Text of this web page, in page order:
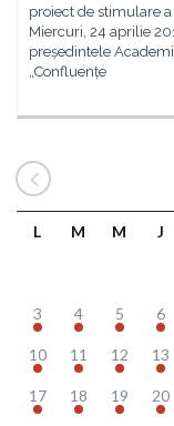
proiect de stimulare
Miercuri, 24 aprilie
președintele
„Confluențe
L M M J
3 4 5 6
10 11 12 13
17 18 19 20